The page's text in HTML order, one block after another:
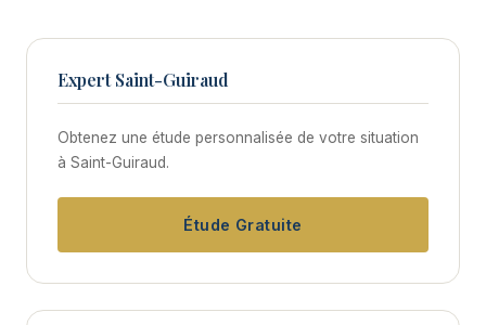
Expert Saint-Guiraud
Obtenez une étude personnalisée de votre situation
à Saint-Guiraud.
Étude Gratuite